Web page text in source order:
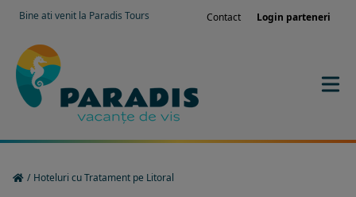
Bine ati venit la Paradis Tours Contact Login parteneri
/ Hoteluri cu Tratament pe Litoral